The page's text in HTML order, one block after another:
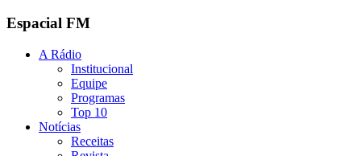
Espacial FM
A Rádio
Institucional
Equipe
Programas
Top 10
Notícias
Receitas